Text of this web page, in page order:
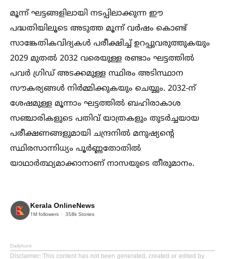
മൂന്ന് ഘട്ടങ്ങളിലായി നടപ്പിലാക്കുന്ന ഈ
പദ്ധതിയിലൂടെ അടുത്ത മൂന്ന് വർഷം കൊണ്ട്
സാങ്കേതികവിദ്യകള്‍ പരീക്ഷിച്ച്‌ ഉറപ്പുവരുത്തുകയും
2029 മുതല്‍ 2032 വരെയുള്ള രണ്ടാം ഘട്ടത്തില്‍
പവർ ഗ്രിഡ് അടക്കമുള്ള സ്ഥിരം അടിസ്ഥാന
സൗകര്യങ്ങള്‍ നിർമ്മിക്കുകയും ചെയ്യും. 2032-ന്
ശേഷമുള്ള മൂന്നാം ഘട്ടത്തില്‍ ബഹിരാകാശ
സഞ്ചാരികളുടെ പതിവ് യാത്രകളും തുടർച്ചയായ
പരീക്ഷണങ്ങളുമായി ചന്ദ്രനില്‍ മനുഷ്യന്റെ
സ്ഥിരസാന്നിധ്യം പൂർണ്ണതോതില്‍
യാഥാർത്ഥ്യമാക്കാനാണ് നാസയുടെ തീരുമാനം.
Kerala OnlineNews
1M followers 358k Stories
Dailyhunt
Disclaimer: This content has not been generated, created or edited by